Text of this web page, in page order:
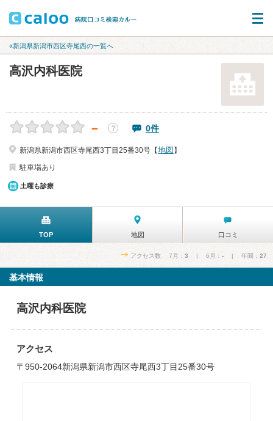
«新潟県新潟市西区寺尾西の一覧へ
高沢内科医院
－ ？ 0件
新潟県新潟市西区寺尾西3丁目25番30号【地図 】
駐車場あり
土曜も診療
TOP 地図 口コミ
アクセス数 7月： 3 | 6月： - | 年間： 27
基本情報
高沢内科医院
アクセス
〒950-2064新潟県新潟市西区寺尾西3丁目25番30号